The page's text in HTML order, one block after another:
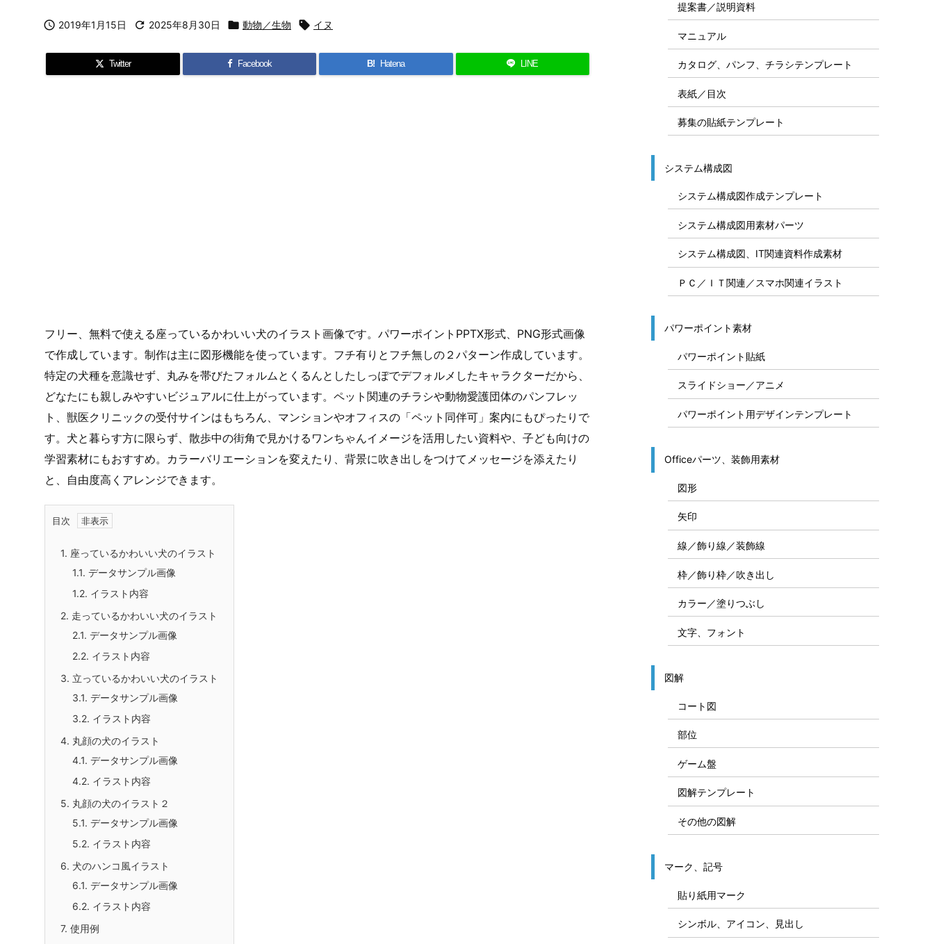
 2019年1月15日  2025年8月30日  動物／生物  イヌ
Twitter Facebook B! Hatena LINE
フリー、無料で使える座っているかわいい犬のイラスト画像です。パワーポイントPPTX形式、PNG形式画像
で作成しています。制作は主に図形機能を使っています。フチ有りとフチ無しの２パターン作成しています。
特定の犬種を意識せず、丸みを帯びたフォルムとくるんとしたしっぽでデフォルメしたキャラクターだから、
どなたにも親しみやすいビジュアルに仕上がっています。ペット関連のチラシや動物愛護団体のパンフレッ
ト、獣医クリニックの受付サインはもちろん、マンションやオフィスの「ペット同伴可」案内にもぴったりで
す。犬と暮らす方に限らず、散歩中の街角で見かけるワンちゃんイメージを活用したい資料や、子ども向けの
学習素材にもおすすめ。カラーバリエーションを変えたり、背景に吹き出しをつけてメッセージを添えたり
と、自由度高くアレンジできます。
目次
1. 座っているかわいい犬のイラスト
1.1. データサンプル画像
1.2. イラスト内容
2. 走っているかわいい犬のイラスト
2.1. データサンプル画像
2.2. イラスト内容
3. 立っているかわいい犬のイラスト
3.1. データサンプル画像
3.2. イラスト内容
4. 丸顔の犬のイラスト
4.1. データサンプル画像
4.2. イラスト内容
5. 丸顔の犬のイラスト２
5.1. データサンプル画像
5.2. イラスト内容
6. 犬のハンコ風イラスト
6.1. データサンプル画像
6.2. イラスト内容
7. 使用例
提案書／説明資料
マニュアル
カタログ、パンフ、チラシテンプレート
表紙／目次
募集の貼紙テンプレート
システム構成図
システム構成図作成テンプレート
システム構成図用素材パーツ
システム構成図、IT関連資料作成素材
ＰＣ／ＩＴ関連／スマホ関連イラスト
パワーポイント素材
パワーポイント貼紙
スライドショー／アニメ
パワーポイント用デザインテンプレート
Officeパーツ、装飾用素材
図形
矢印
線／飾り線／装飾線
枠／飾り枠／吹き出し
カラー／塗りつぶし
文字、フォント
図解
コート図
部位
ゲーム盤
図解テンプレート
その他の図解
マーク、記号
貼り紙用マーク
シンボル、アイコン、見出し